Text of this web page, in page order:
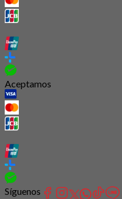
Aceptamos
Síguenos